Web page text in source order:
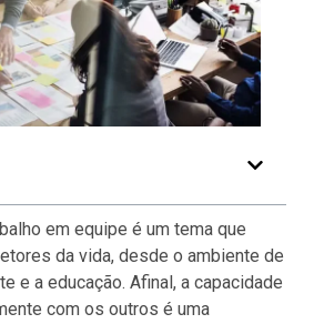
em equipe é um tema que
da vida, desde o ambiente de
e a educação. Afinal, a capacidade
com os outros é uma